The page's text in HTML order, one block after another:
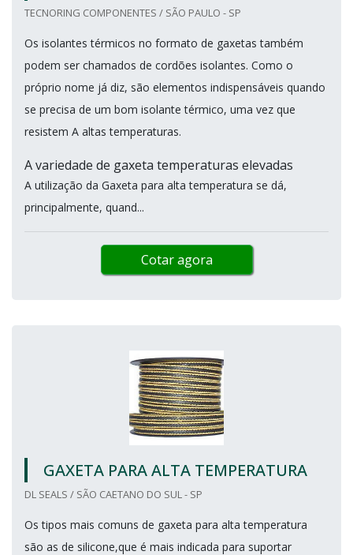
TECNORING COMPONENTES / SÃO PAULO - SP
Os isolantes térmicos no formato de gaxetas também
podem ser chamados de cordões isolantes. Como o
próprio nome já diz, são elementos indispensáveis quando
se precisa de um bom isolante térmico, uma vez que
resistem A altas temperaturas.
A variedade de gaxeta temperaturas elevadas
A utilização da Gaxeta para alta temperatura se dá,
principalmente, quand...
Cotar agora
GAXETA PARA ALTA TEMPERATURA
DL SEALS / SÃO CAETANO DO SUL - SP
Os tipos mais comuns de gaxeta para alta temperatura
são as de silicone,que é mais indicada para suportar